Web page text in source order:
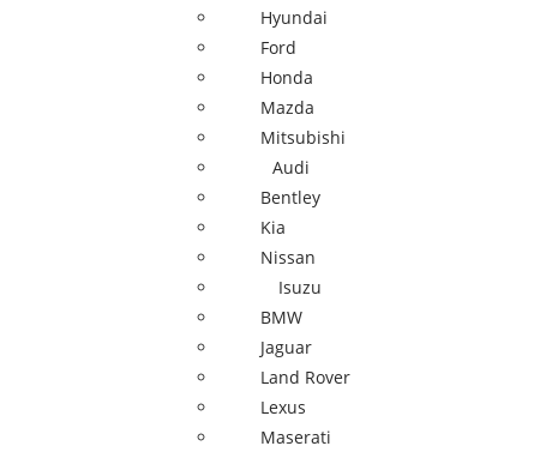
Hyundai
Ford
Honda
Mazda
Mitsubishi
Audi
Bentley
Kia
Nissan
Isuzu
BMW
Jaguar
Land Rover
Lexus
Maserati